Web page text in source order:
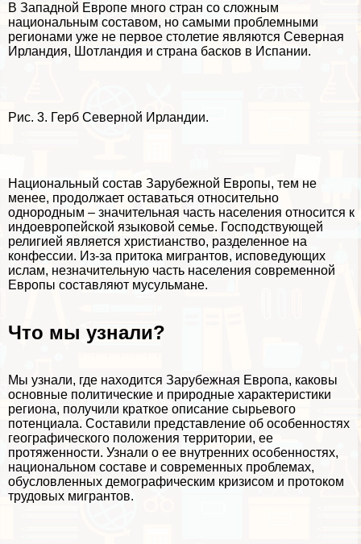
В Западной Европе много стран со сложным
национальным составом, но самыми проблемными
регионами уже не первое столетие являются Северная
Ирландия, Шотландия и страна басков в Испании.
Рис. 3. Герб Северной Ирландии.
Национальный состав Зарубежной Европы, тем не
менее, продолжает оставаться относительно
однородным – значительная часть населения относится к
индоевропейской языковой семье. Господствующей
религией является христианство, разделенное на
конфессии. Из-за притока мигрантов, исповедующих
ислам, незначительную часть населения современной
Европы составляют мусульмане.
Что мы узнали?
Мы узнали, где находится Зарубежная Европа, каковы
основные политические и природные хаpaктеристики
региона, получили краткое описание сырьевого
потенциала. Составили представление об особенностях
географического положения территории, ее
протяженности. Узнали о ее внутренних особенностях,
национальном составе и современных проблемах,
обусловленных демографическим кризисом и протоком
трудовых мигрантов.